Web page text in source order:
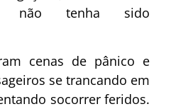
não tenha sido
cenas de pânico e
se trancando em
socorrer feridos.